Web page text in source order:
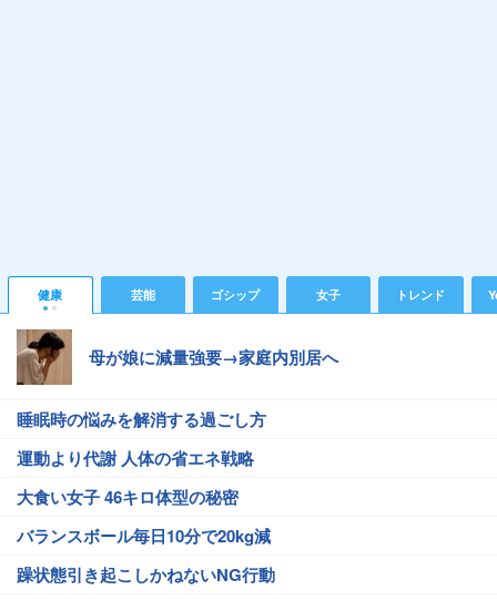
健康 芸能 ゴシップ 女子 トレンド
母が娘に減量強要→家庭内別居へ
睡眠時の悩みを解消する過ごし方
運動より代謝 人体の省エネ戦略
大食い女子 46キロ体型の秘密
バランスボール毎日10分で20kg減
躁状態引き起こしかねないNG行動